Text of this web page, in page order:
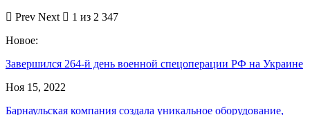
Prev Next
1 из 2 347
Новое:
Завершился 264-й день военной спецоперации РФ на Украине
Ноя 15, 2022
Барнаульская компания создала уникальное оборудование,